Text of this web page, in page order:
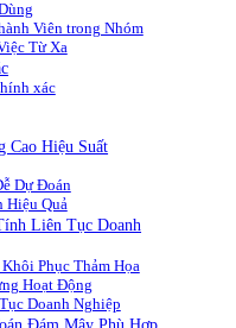
Viên trong Nhóm
Từ Xa
xác
Cao Hiệu Suất
Dự Đoán
Hiệu Quả
Liên Tục Doanh
Phục Thảm Họa
Hoạt Động
Doanh Nghiệp